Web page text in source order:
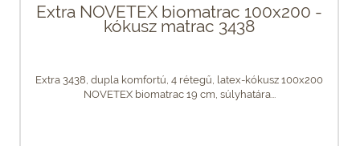
Extra NOVETEX biomatrac 100x200 -
kókusz matrac 3438
Extra 3438, dupla komfortú, 4 rétegű, latex-kókusz 100x200
NOVETEX biomatrac 19 cm, súlyhatára...